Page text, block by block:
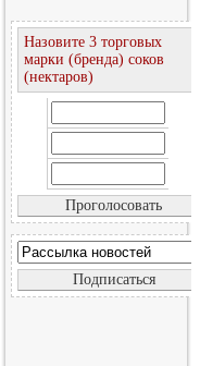
Назовите 3 торговых
марки (бренда) соков
(нектаров)